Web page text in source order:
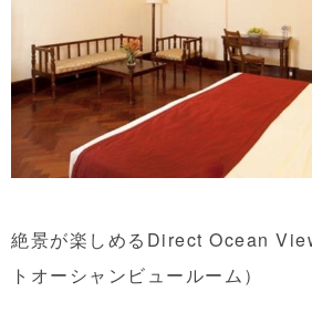
絶景が楽しめるDirect Ocean
トオーシャンビュールーム）